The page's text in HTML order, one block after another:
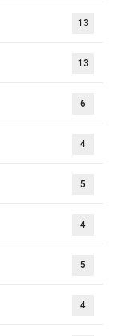
13
13
6
4
5
4
5
4